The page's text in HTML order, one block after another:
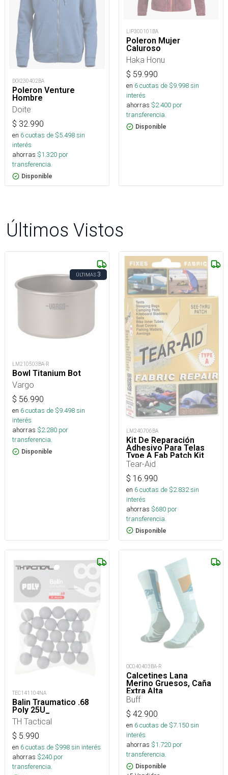
DOI230402BA
Poleron Venture
Hombre
Doite
$ 32.990
en 6cuotas de $5.498sin
interés
ahorras $1.320 por
transferencia.
Disponible
LIP300101BA
Poleron Mujer
Caluroso
Haka Honu
$ 59.990
en 6cuotas de $9.998sin
interés
ahorras $2.400 por
transferencia.
Disponible
Últimos Vistos
ÚLTIMAS3
LM210503BA-R
Bowl Titanium Bot
Vargo
$ 56.990
en 6cuotas de $9.498sin
interés
ahorras $2.280 por
transferencia.
Disponible
LM240706BA
Kit De Reparación
Adhesivo Para Telas
Type A Fab Patch Kit
Tear-Aid
$ 16.990
en 6cuotas de $2.832sin
interés
ahorras $680 por
transferencia.
Disponible
TEC141104NA
Balin Traumatico .68
Poly 25U_
TH Tactical
$ 5.990
en 6cuotas de $998sin interés
ahorras $240 por
transferencia.
OC040403BA-R
Calcetines Lana
Merino Gruesos, Caña
Extra Alta
Buff
$ 42.900
en 6cuotas de $7.150sin
interés
ahorras $1.720 por
transferencia.
Disponible